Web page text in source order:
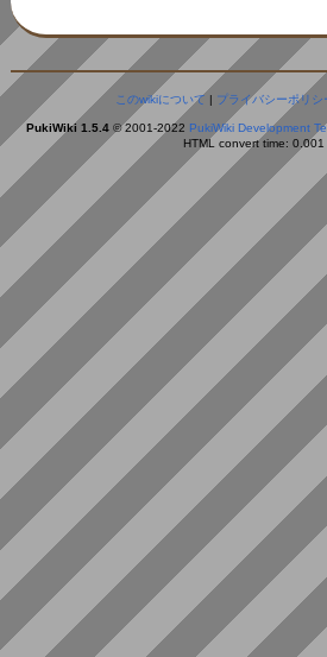
このwikiについて | プライバシーポリシ
PukiWiki 1.5.4 © 2001-2022 PukiWiki Development
HTML convert time: 0.001